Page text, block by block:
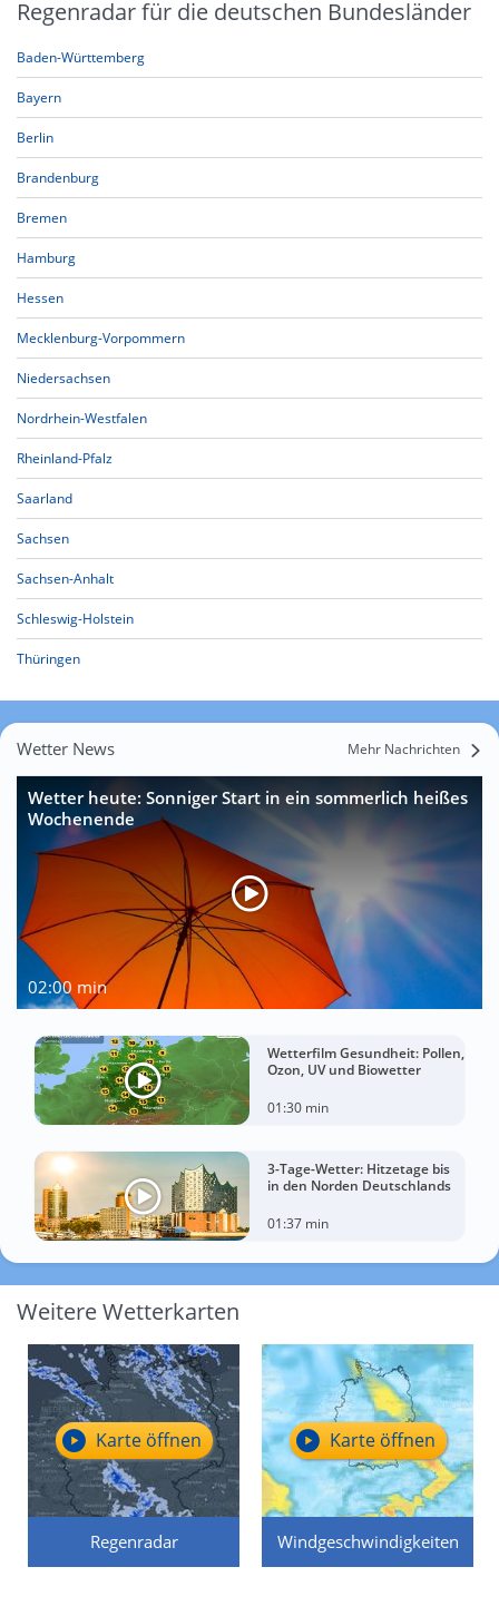
Regenradar für die deutschen Bundesländer
Baden-Württemberg
Bayern
Berlin
Brandenburg
Bremen
Hamburg
Hessen
Mecklenburg-Vorpommern
Niedersachsen
Nordrhein-Westfalen
Rheinland-Pfalz
Saarland
Sachsen
Sachsen-Anhalt
Schleswig-Holstein
Thüringen
Wetter News Mehr Nachrichten
Wetter heute: Sonniger Start in ein sommerlich heißes
Wochenende
02:00 min
Wetterfilm Gesundheit: Pollen,
Ozon, UV und Biowetter
01:30 min
3-Tage-Wetter: Hitzetage bis
in den Norden Deutschlands
01:37 min
Weitere Wetterkarten
Regenradar
Karte öffnen
Windgeschwindigkeiten
Karte öffnen